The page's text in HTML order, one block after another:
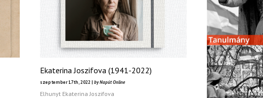
Ekaterina Joszifova (1941-2022)
szeptember 17th, 2022 | by Napút Online
Elhunyt Ekaterina Joszifova